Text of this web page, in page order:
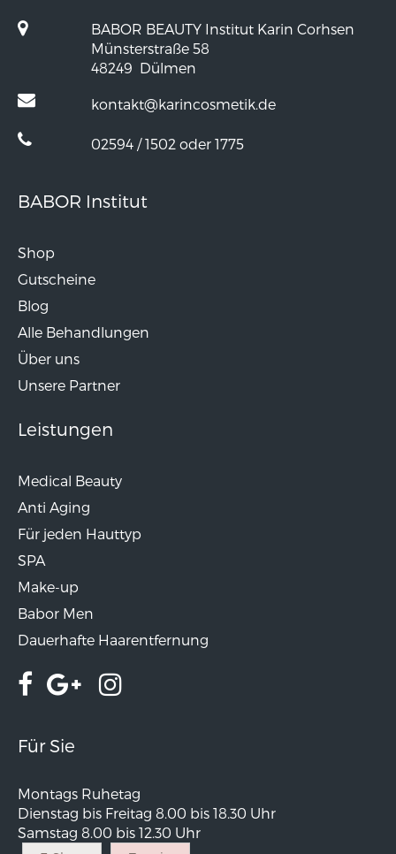
BABOR BEAUTY Institut Karin Corhsen
Münsterstraße 58
48249 Dülmen
kontakt@karincosmetik.de
02594 / 1502 oder 1775
BABOR Institut
Shop
Gutscheine
Blog
Alle Behandlungen
Über uns
Unsere Partner
Leistungen
Medical Beauty
Anti Aging
Für jeden Hauttyp
SPA
Make-up
Babor Men
Dauerhafte Haarentfernung
Für Sie
Montags Ruhetag
Dienstag bis Freitag 8.00 bis 18.30 Uhr
Samstag 8.00 bis 12.30 Uhr